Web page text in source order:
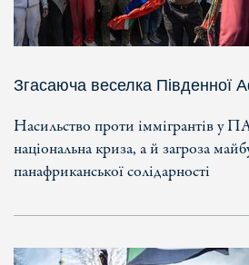
Згасаюча веселка Південної
Насильство проти іммігрантів у
національна криза, а й загроза
панафриканської солідарності